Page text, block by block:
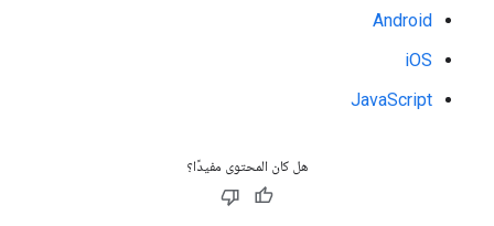
Android
iOS
JavaScript
هل كان المحتوى مفيدًا؟